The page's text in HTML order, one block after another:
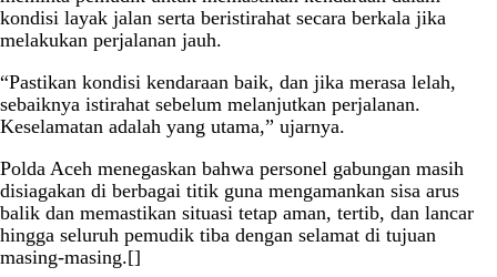
kondisi layak jalan serta beristirahat secara berkala jika
melakukan perjalanan jauh.
“Pastikan kondisi kendaraan baik, dan jika merasa lelah,
sebaiknya istirahat sebelum melanjutkan perjalanan.
Keselamatan adalah yang utama,” ujarnya.
Polda Aceh menegaskan bahwa personel gabungan masih
disiagakan di berbagai titik guna mengamankan sisa arus
balik dan memastikan situasi tetap aman, tertib, dan lancar
hingga seluruh pemudik tiba dengan selamat di tujuan
masing-masing.[]